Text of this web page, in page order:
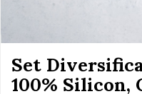
Caluti balansoar
Interactive, educative si
Perioada Sarcinii
Pompe de san
Set
100% Silicon,